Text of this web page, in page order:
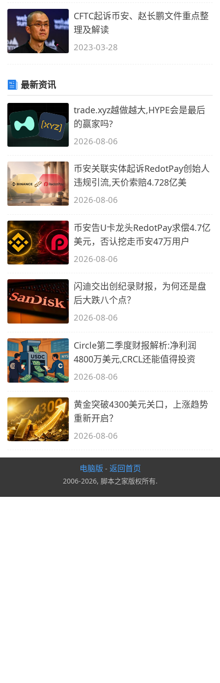
CFTC起诉币安、赵长鹏文件重点整
理及解读
2023-03-28
最新资讯
trade.xyz越做越大,HYPE会是最后
的赢家吗?
2026-08-06
币安关联实体起诉RedotPay创始人
违规引流,天价索赔4.728亿美
2026-08-06
币安告U卡龙头RedotPay求偿4.7亿
美元，否认挖走币安47万用户
2026-08-06
闪迪交出创纪录财报，为何还是盘
后大跌八个点？
2026-08-06
Circle第二季度财报解析:净利润
4800万美元,CRCL还能值得投资
2026-08-06
黄金突破4300美元关口，上涨趋势
重新开启？
2026-08-06
电脑版 - 返回首页
2006-2026, 脚本之家版权所有.